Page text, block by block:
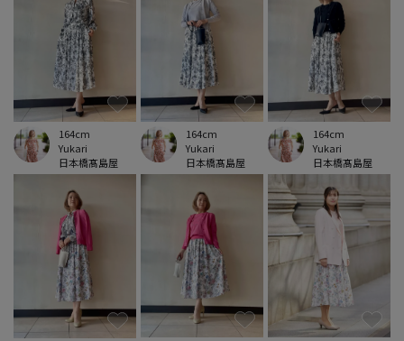
日本橋髙島屋
Yukari
164cm
日本橋髙島屋
Yukari
164cm
日本橋髙島屋
Yukari
164cm